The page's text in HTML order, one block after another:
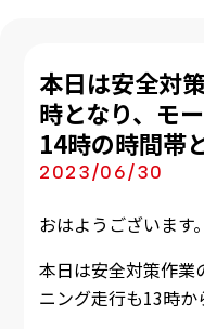
本日は安全対
時となり、モ
14時の時間帯
2023/06/30
おはようございます。
本日は安全対策作業
ニング走行も13時か